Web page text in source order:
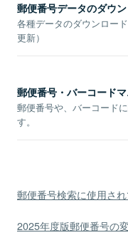
郵便番号データのダウ
各種データのダウンロー
更新）
郵便番号・バーコード
郵便番号や、バーコード
す。
郵便番号検索に使用さ
2025年度版郵便番号の